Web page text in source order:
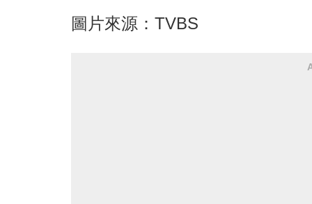
圖片來源：TVBS